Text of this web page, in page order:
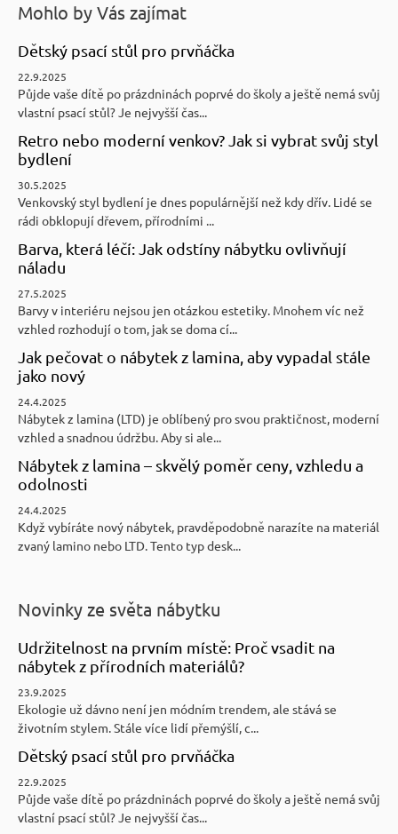
Mohlo by Vás zajímat
Dětský psací stůl pro prvňáčka
22.9.2025
Půjde vaše dítě po prázdninách poprvé do školy a ještě nemá svůj
vlastní psací stůl? Je nejvyšší čas...
Retro nebo moderní venkov? Jak si vybrat svůj styl
bydlení
30.5.2025
Venkovský styl bydlení je dnes populárnější než kdy dřív. Lidé se
rádi obklopují dřevem, přírodními ...
Barva, která léčí: Jak odstíny nábytku ovlivňují
náladu
27.5.2025
Barvy v interiéru nejsou jen otázkou estetiky. Mnohem víc než
vzhled rozhodují o tom, jak se doma cí...
Jak pečovat o nábytek z lamina, aby vypadal stále
jako nový
24.4.2025
Nábytek z lamina (LTD) je oblíbený pro svou praktičnost, moderní
vzhled a snadnou údržbu. Aby si ale...
Nábytek z lamina – skvělý poměr ceny, vzhledu a
odolnosti
24.4.2025
Když vybíráte nový nábytek, pravděpodobně narazíte na materiál
zvaný lamino nebo LTD. Tento typ desk...
Novinky ze světa nábytku
Udržitelnost na prvním místě: Proč vsadit na
nábytek z přírodních materiálů?
23.9.2025
Ekologie už dávno není jen módním trendem, ale stává se
životním stylem. Stále více lidí přemýšlí, c...
Dětský psací stůl pro prvňáčka
22.9.2025
Půjde vaše dítě po prázdninách poprvé do školy a ještě nemá svůj
vlastní psací stůl? Je nejvyšší čas...